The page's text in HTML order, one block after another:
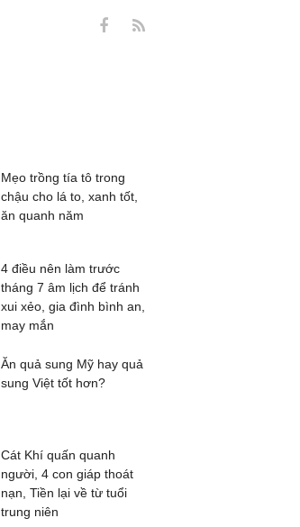
Mẹo trồng tía tô trong
chậu cho lá to, xanh tốt,
ăn quanh năm
4 điều nên làm trước
tháng 7 âm lịch để tránh
xui xẻo, gia đình bình an,
may mắn
Ăn quả sung Mỹ hay quả
sung Việt tốt hơn?
Cát Khí quấn quanh
người, 4 con giáp thoát
nạn, Tiền lại về từ tuổi
trung niên